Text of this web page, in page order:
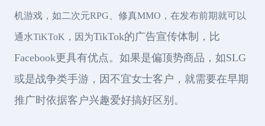
机游戏，如二次元RPG、修真MMO，在发布前期就可以
通水TiKToK，因为TikTok的广告宣传体制，比
Facebook更具有优点。如果是偏顶势商品，如SLG
或是战争类手游，因不宜女士客户，就需要在早期
推广时依据客户兴趣爱好搞好区别。